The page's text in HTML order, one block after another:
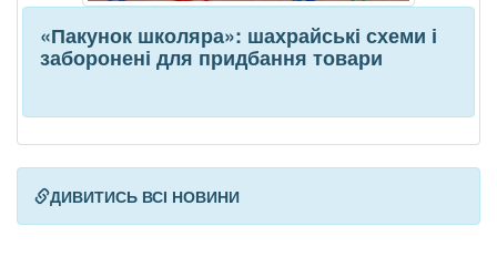
«Пакунок школяра»: шахрайські схеми і
заборонені для придбання товари
ДИВИТИСЬ ВСІ НОВИНИ